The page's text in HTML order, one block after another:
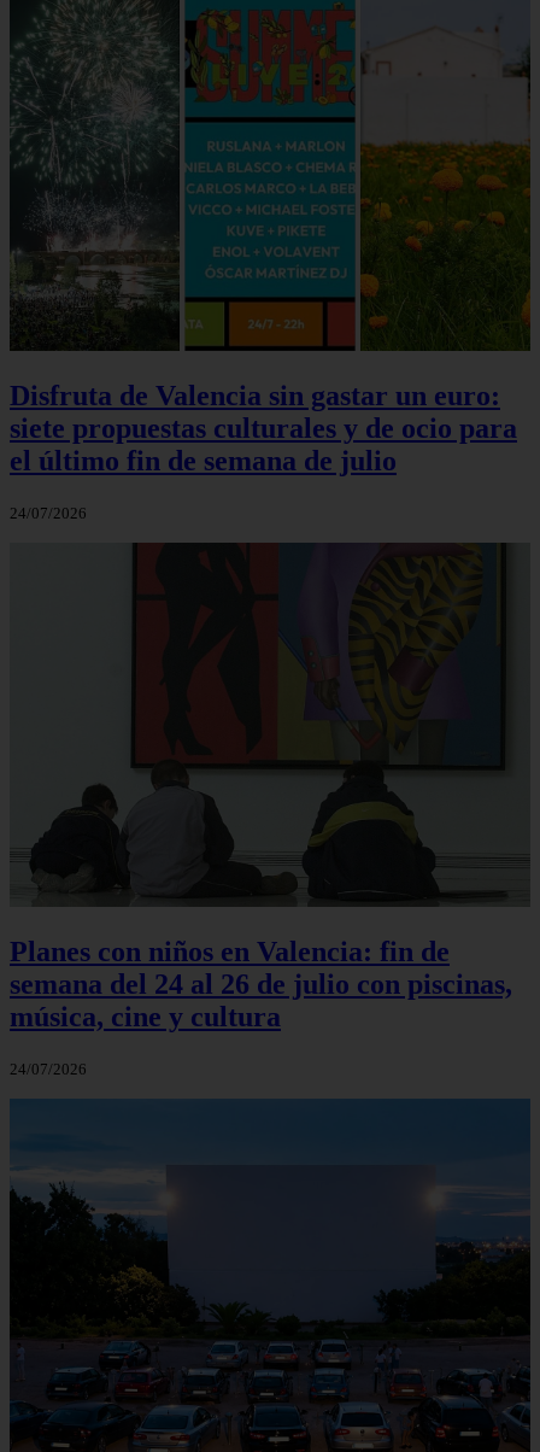
Disfruta de Valencia sin gastar un euro:
siete propuestas culturales y de ocio para
el último fin de semana de julio
24/07/2026
Planes con niños en Valencia: fin de
semana del 24 al 26 de julio con piscinas,
música, cine y cultura
24/07/2026